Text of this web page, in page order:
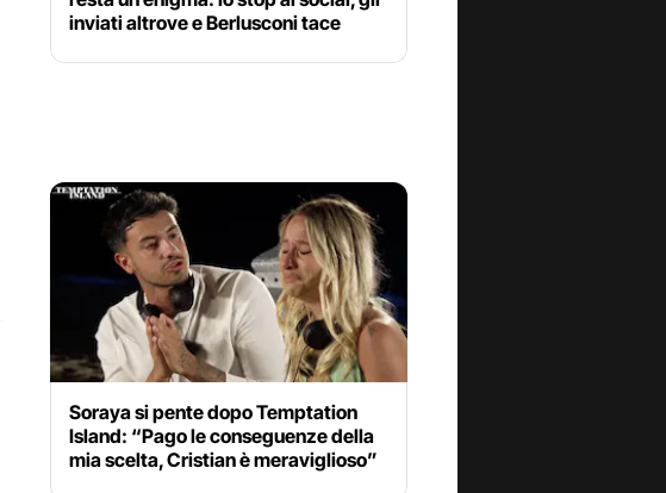
inviati altrove e Berlusconi tace
Soraya si pente dopo Temptation
Island: “Pago le conseguenze della
mia scelta, Cristian è meraviglioso”